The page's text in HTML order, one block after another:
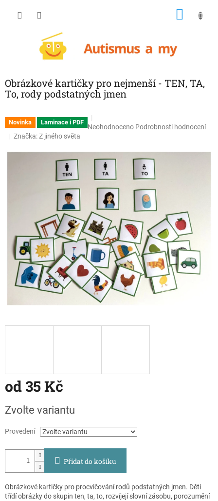
Obrázkové kartičky pro nejmenší - TEN, TA,
To, rody podstatných jmen
Novinka Laminace i PDF
Průměrné
je
hvězdiček.
Neohodnoceno Podrobnosti hodnocení
Značka:Z jiného světa
od35 Kč
cena:
Zvolte variantu
Provedení
Přidat do košíku
Obrázkové kartičky pro procvičování rodů podstatných jmen. Děti
třídí obrázky do skupin ten, ta, to, rozvíjejí slovní zásobu, porozumění